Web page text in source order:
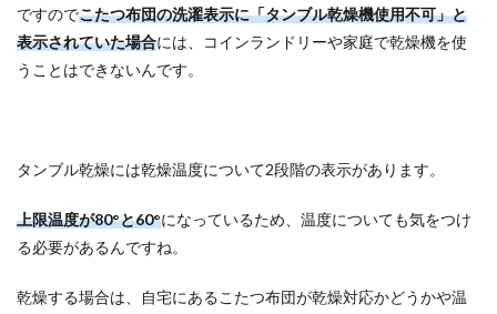
ですのでこたつ布団の洗濯表示に「タンブル乾燥機使用不可」と
表示されていた場合には、コインランドリーや家庭で乾燥機を使
うことはできないんです。
タンブル乾燥には乾燥温度について2段階の表示があります。
上限温度が80°と60°になっているため、温度についても気をつけ
る必要があるんですね。
乾燥する場合は、自宅にあるこたつ布団が乾燥対応かどうかや温